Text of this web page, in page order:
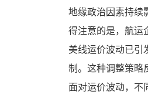
地缘政治因素持续
得注意的是，航运
美线运价波动已引
制。这种调整策略
面对运价波动，不